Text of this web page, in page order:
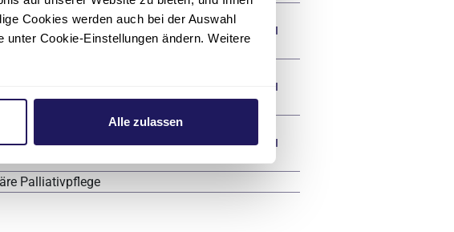
Cookies werden auch bei der Auswahl
Cookie-Einstellungen ändern. Weitere
Alle zulassen
Pflege
(Langzeitpflege)
Palliativpflege